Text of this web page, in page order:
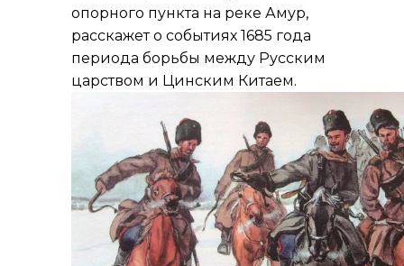
опорного пункта на реке Амур,
расскажет о событиях 1685 года
периода борьбы между Русским
царством и Цинским Китаем.